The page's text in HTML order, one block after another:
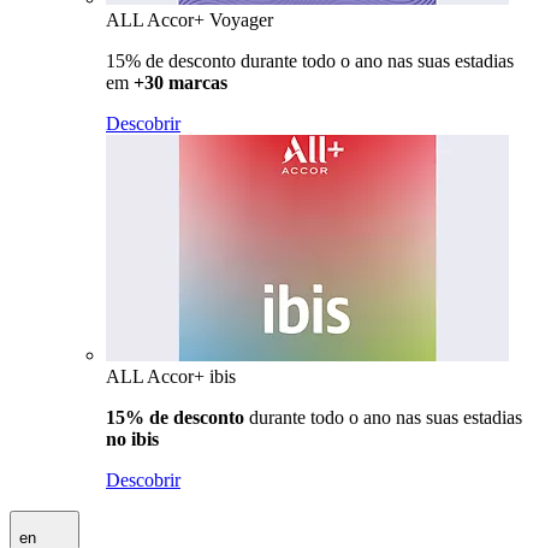
ALL Accor+ Voyager
15% de desconto durante todo o ano nas suas estadias
em +30 marcas
Descobrir
ALL Accor+ ibis
15% de desconto durante todo o ano nas suas estadias
no ibis
Descobrir
en